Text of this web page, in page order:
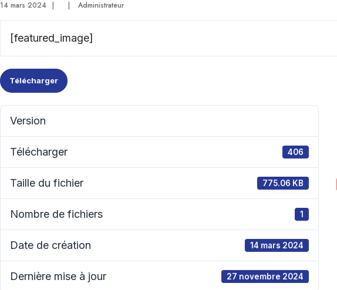
14 mars 2024 | | Administrateur
[featured_image]
Télécharger
Version
Télécharger 406
Taille du fichier 775.06 KB
Nombre de fichiers 1
Date de création 14 mars 2024
Dernière mise à jour 27 novembre 2024